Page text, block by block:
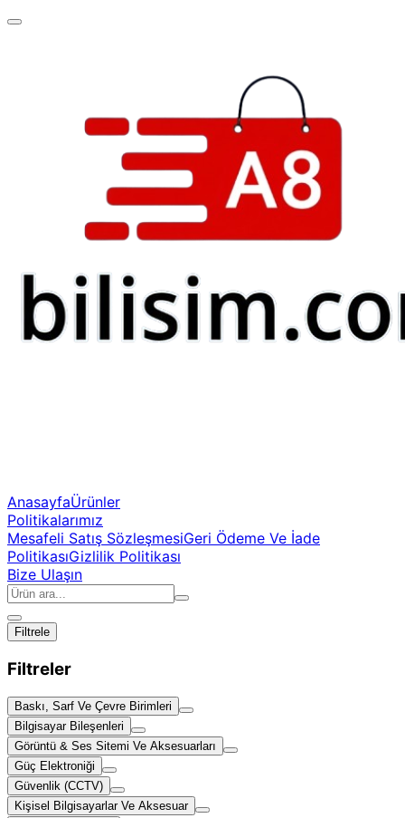
AnasayfaÜrünler
Politikalarımız
Mesafeli Satış SözleşmesiGeri Ödeme Ve İade
PolitikasıGizlilik Politikası
Bize Ulaşın
Filtrele
Filtreler
Baskı, Sarf Ve Çevre Birimleri
Bilgisayar Bileşenleri
Görüntü & Ses Sitemi Ve Aksesuarları
Güç Elektroniği
Güvenlik (CCTV)
Kişisel Bilgisayarlar Ve Aksesuar